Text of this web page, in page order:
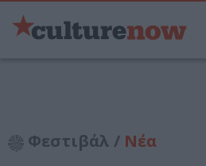
Φεστιβάλ / Νέα